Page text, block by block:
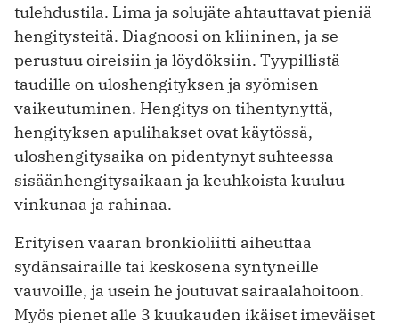
tulehdustila. Lima ja solujäte ahtauttavat pieniä
hengitysteitä. Diagnoosi on kliininen, ja se
perustuu oireisiin ja löydöksiin. Tyypillistä
taudille on uloshengityksen ja syömisen
vaikeutuminen. Hengitys on tihentynyttä,
hengityksen apulihakset ovat käytössä,
uloshengitysaika on pidentynyt suhteessa
sisäänhengitysaikaan ja keuhkoista kuuluu
vinkunaa ja rahinaa.
Erityisen vaaran bronkioliitti aiheuttaa
sydänsairaille tai keskosena syntyneille
vauvoille, ja usein he joutuvat sairaalahoitoon.
Myös pienet alle 3 kuukauden ikäiset imeväiset